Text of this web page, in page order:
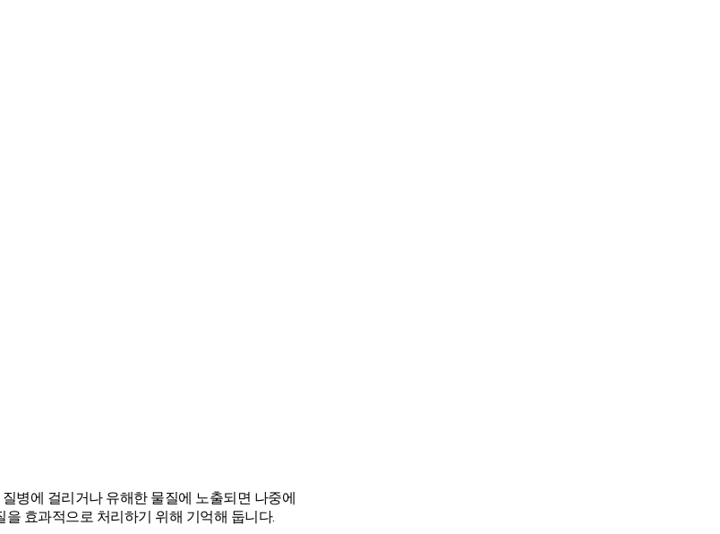
병에 걸리거나 유해한 물질에 노출되면 나중에
을 효과적으로 처리하기 위해 기억해 둡니다.